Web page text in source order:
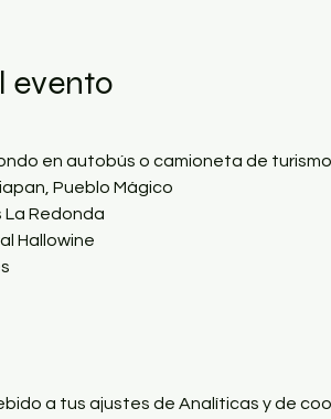
evento
en autobús o camioneta de turismo
Pueblo Mágico
Redonda
Hallowine
a tus ajustes de Analíticas y de